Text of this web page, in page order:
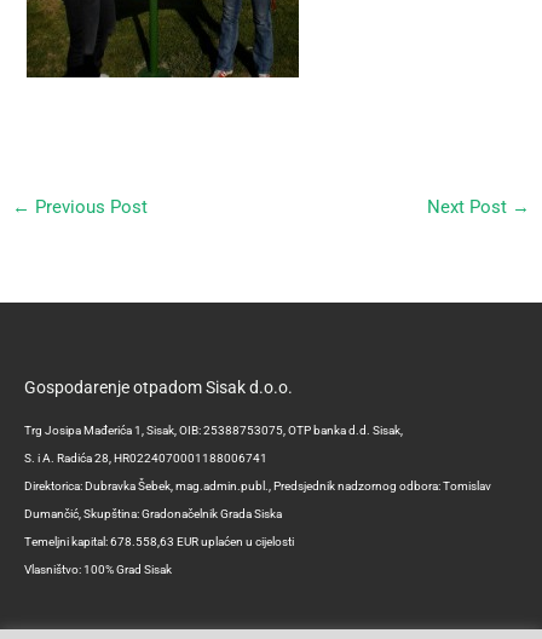
← Previous Post Next Post →
Gospodarenje otpadom Sisak d.o.o.
Trg Josipa Mađerića 1, Sisak, OIB: 25388753075, OTP banka d.d. Sisak,
S. i A. Radića 28, HR0224070001188006741
Direktorica: Dubravka Šebek, mag.admin.publ., Predsjednik nadzornog odbora: Tomislav
Dumančić, Skupština: Gradonačelnik Grada Siska
Temeljni kapital: 678.558,63 EUR uplaćen u cijelosti
Vlasništvo: 100% Grad Sisak